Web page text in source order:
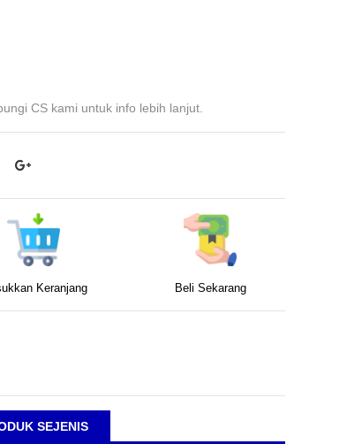
CS kami untuk info lebih lanjut.
Keranjang Beli Sekarang
SEJENIS